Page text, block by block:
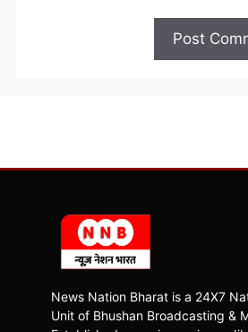
News Nation Bharat is a 24X7
Unit of Bhushan Broadcasting &